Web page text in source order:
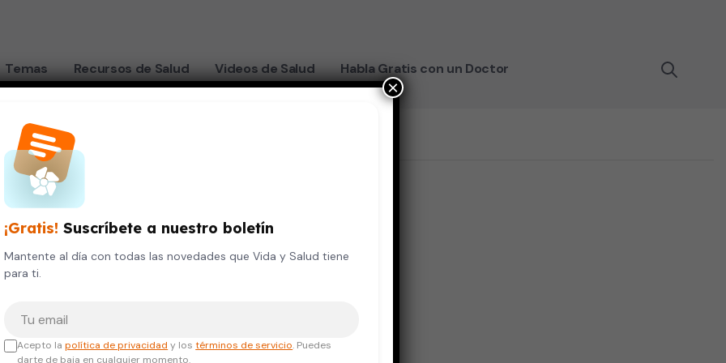
Temas Recursos de Salud Videos de Salud Habla Gratis con un Doctor
Marco Antonio Quintero Martínez
ACADÉMICOS
¡Gratis! Suscríbete a nuestro boletín
Mantente al día con todas las novedades que Vida y Salud tiene
para ti.
Acepto lapolítica de privacidad y lostérminos de servicio. Puedes
darte de baja en cualquier momento.
×